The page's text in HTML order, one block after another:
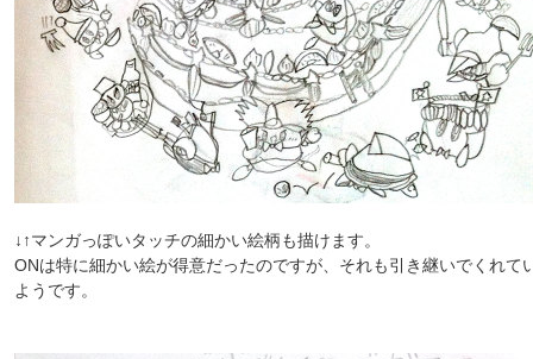
↓↑マンガっぽいタッチの細かい絵柄も描けます。
ONは特に細かい絵が得意だったのですが、それも引き継いでくれて
ようです。